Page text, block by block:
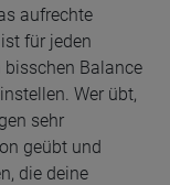
aufrechte
für jeden
bisschen Balance
Wer übt,
sehr
geübt und
die deine